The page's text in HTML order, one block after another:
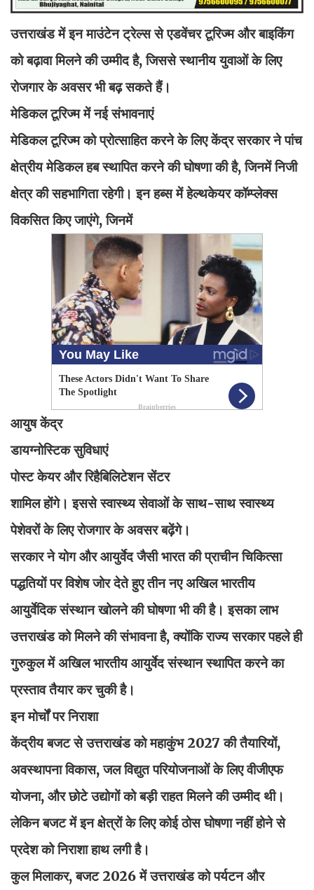
उत्तराखंड में इन माउंटेन ट्रेल्स से एडवेंचर टूरिज्म और बाइकिंग
को बढ़ावा मिलने की उम्मीद है, जिससे स्थानीय युवाओं के लिए
रोजगार के अवसर भी बढ़ सकते हैं।
मेडिकल टूरिज्म में नई संभावनाएं
मेडिकल टूरिज्म को प्रोत्साहित करने के लिए केंद्र सरकार ने पांच
क्षेत्रीय मेडिकल हब स्थापित करने की घोषणा की है, जिनमें निजी
क्षेत्र की सहभागिता रहेगी। इन हब्स में हेल्थकेयर कॉम्प्लेक्स
विकसित किए जाएंगे, जिनमें
आयुष केंद्र
डायग्नोस्टिक सुविधाएं
पोस्ट केयर और रिहैबिलिटेशन सेंटर
शामिल होंगे। इससे स्वास्थ्य सेवाओं के साथ-साथ स्वास्थ्य
पेशेवरों के लिए रोजगार के अवसर बढ़ेंगे।
सरकार ने योग और आयुर्वेद जैसी भारत की प्राचीन चिकित्सा
पद्धतियों पर विशेष जोर देते हुए तीन नए अखिल भारतीय
आयुर्वेदिक संस्थान खोलने की घोषणा भी की है। इसका लाभ
उत्तराखंड को मिलने की संभावना है, क्योंकि राज्य सरकार पहले ही
गुरुकुल में अखिल भारतीय आयुर्वेद संस्थान स्थापित करने का
प्रस्ताव तैयार कर चुकी है।
इन मोर्चों पर निराशा
केंद्रीय बजट से उत्तराखंड को महाकुंभ 2027 की तैयारियों,
अवस्थापना विकास, जल विद्युत परियोजनाओं के लिए वीजीएफ
योजना, और छोटे उद्योगों को बड़ी राहत मिलने की उम्मीद थी।
लेकिन बजट में इन क्षेत्रों के लिए कोई ठोस घोषणा नहीं होने से
प्रदेश को निराशा हाथ लगी है।
कुल मिलाकर, बजट 2026 में उत्तराखंड को पर्यटन और